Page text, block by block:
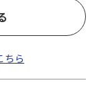
ちら